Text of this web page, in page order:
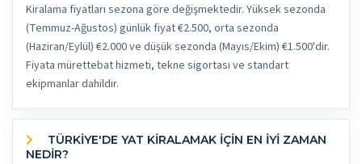
Kiralama fiyatları sezona göre değişmektedir. Yüksek sezonda
(Temmuz-Ağustos) günlük fiyat €2.500, orta sezonda
(Haziran/Eylül) €2.000 ve düşük sezonda (Mayıs/Ekim) €1.500'dir.
Fiyata mürettebat hizmeti, tekne sigortası ve standart
ekipmanlar dahildir.
NEDİR?